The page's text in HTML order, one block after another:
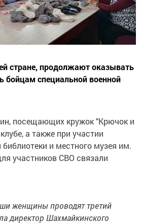
стране, продолжают оказывать
бойцам специальной военной
посещающих кружок "Крючок и
а также при участии
библиотеки и местного музея им.
участников СВО связали
женщины проводят третий
директор Шахмайкинского